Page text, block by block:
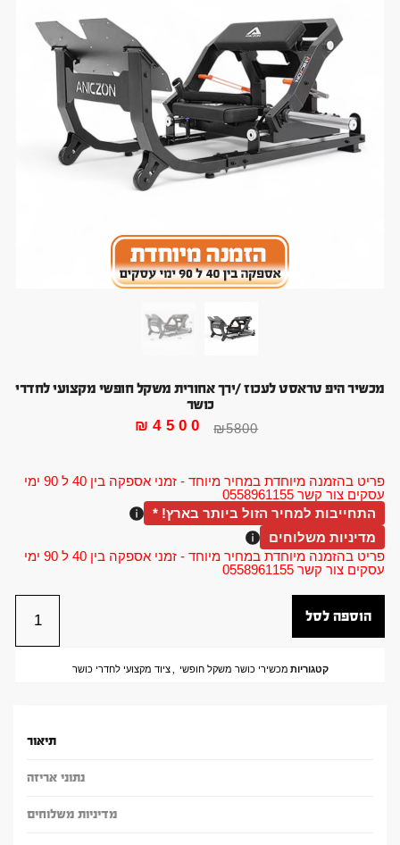
פריט בהזמנה מיוחדת במחיר מיוחד - זמני אספקה בין 40 ל 90 ימי
עסקים צור קשר 0558961155
מכשיר היפ טראסט לעכוז /ירך אחורית משקל חופשי מקצועי לחדרי
כושר
₪5800
₪4500
התחייבות למחיר הזול ביותר בארץ! *
מדיניות משלוחים
פריט בהזמנה מיוחדת במחיר מיוחד - זמני אספקה בין 40 ל 90 ימי
עסקים צור קשר 0558961155
הוספה לסל
קטגוריות מכשירי כושר משקל חופשי ,ציוד מקצועי לחדרי כושר
תיאור
נתוני אריזה
מדיניות משלוחים